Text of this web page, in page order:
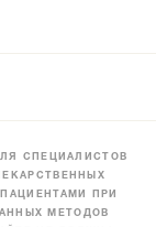
СПЕЦИАЛИСТОВ
ПРИ
МЕТОДОВ